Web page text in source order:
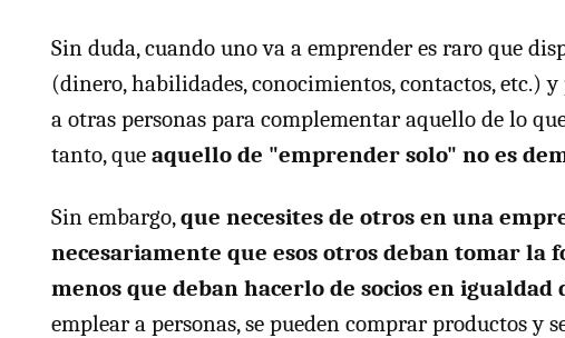
Sin duda, cuando uno va a emprender es raro que
(dinero, habilidades, conocimientos, contactos, etc.)
a otras personas para complementar aquello de lo
tanto, que aquello de "emprender solo" no es
Sin embargo,que necesites de otros en una
necesariamente que esos otros deban tomar la
menos que deban hacerlo de socios en igualdad
emplear a personas, se pueden comprar productos y